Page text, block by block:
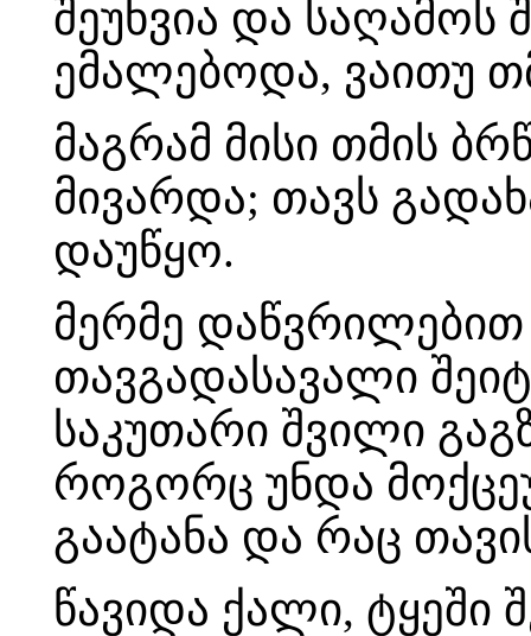
შეუხვია და საღამოს
ემალებოდა, ვაითუ
მაგრამ მისი თმის
მივარდა; თავს
დაუწყო.
მერმე
თავგადასავალი
საკუთარი შვილი
როგორც უნდა
გაატანა და რაც
წავიდა ქალი, ტყეში